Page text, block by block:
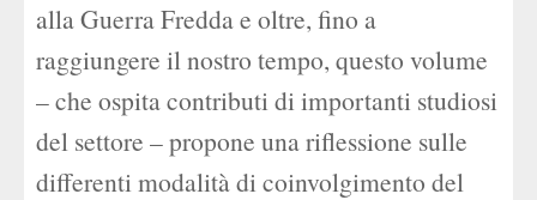
alla Guerra Fredda e oltre, fino a
raggiungere il nostro tempo, questo volume
– che ospita contributi di importanti studiosi
del settore – propone una riflessione sulle
differenti modalità di coinvolgimento del